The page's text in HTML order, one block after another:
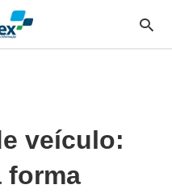
veículo:
forma